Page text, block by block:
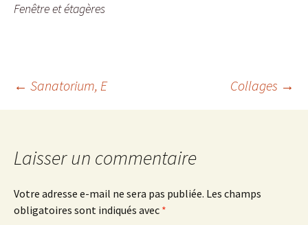
Fenêtre et étagères
Navigation
articles
← Sanatorium, E Collages →
Laisser un commentaire
Votre adresse e-mail ne sera pas publiée. Les champs
obligatoires sont indiqués avec *